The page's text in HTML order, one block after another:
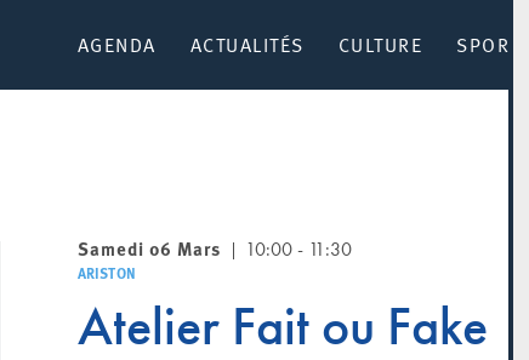
AGENDA ACTUALITÉS CULTURE SPORT
Samedi 06 Mars 10:00 - 11:30
ARISTON
Atelier Fait ou Fake